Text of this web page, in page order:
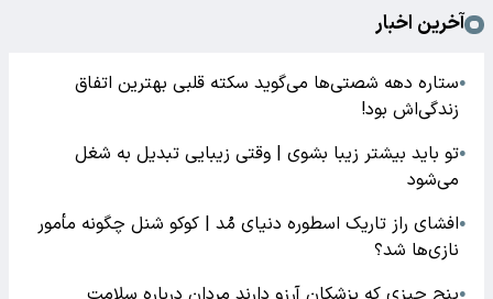
آخرین اخبار
●ستاره دهه شصتی‌ها می‌گوید سکته قلبی بهترین اتفاق
زندگی‌اش بود!
●تو باید بیشتر زیبا بشوی | وقتی زیبایی تبدیل به شغل
می‌شود
●افشای راز تاریک اسطوره دنیای مُد | کوکو شنل چگونه مأمور
نازی‌ها شد؟
●